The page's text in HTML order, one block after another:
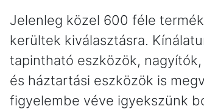
Jelenleg közel 600 féle
kerültek kiválasztásra.
tapintható eszközök,
és háztartási eszközök is
figyelembe véve igyekszünk